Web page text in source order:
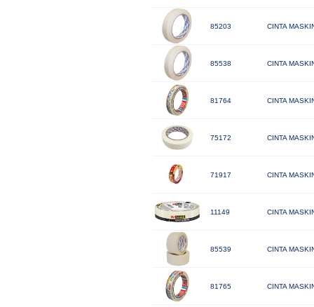
85203 CINTA
85538 CINTA
81764 CINTA
75172 CINTA
71917 CINTA
11149 CINTA
85539 CINTA
81765 CINTA